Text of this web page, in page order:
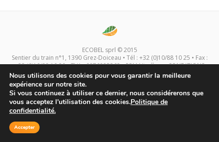
ECOBEL sprl © 2015
Sentier du train n°1, 1390 Grez-Doiceau • Tél : +32 (0)10/88 10 25 • Fax :
+32 (0)10/88 10 29 • TVA : 0876825362 • RPM Nivelles • CONDITIONS
INTERNET
Nous utilisons des cookies pour vous garantir la meilleure
expérience sur notre site.
Si vous continuez à utiliser ce dernier, nous considérerons que
vous acceptez l'utilisation des cookies.Politique de
confidentialité.
Accepter